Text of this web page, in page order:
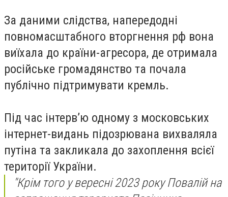
За даними слідства, напередодні
повномасштабного вторгнення рф вона
виїхала до країни-агресора, де отримала
російське громадянство та почала
публічно підтримувати кремль.
Під час інтерв’ю одному з московських
інтернет-видань підозрювана вихваляла
путіна та закликала до захоплення всієї
території України.
"Крім того у вересні 2023 року Повалій на